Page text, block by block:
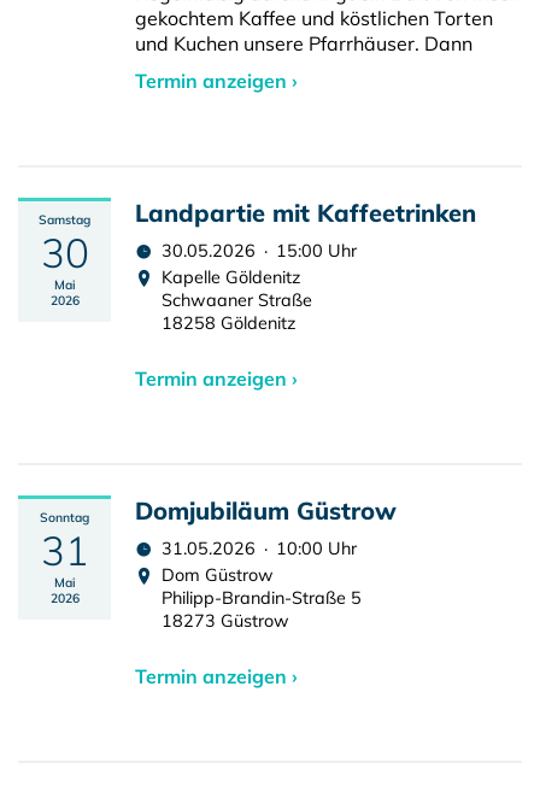
gekochtem Kaffee und köstlichen Torten
und Kuchen unsere Pfarrhäuser. Dann
Termin anzeigen ›
Samstag
30
Mai
2026
Landpartie mit Kaffeetrinken
30.05.2026 · 15:00 Uhr
Kapelle Göldenitz
Schwaaner Straße
18258 Göldenitz
Termin anzeigen ›
Sonntag
31
Mai
2026
Domjubiläum Güstrow
31.05.2026 · 10:00 Uhr
Dom Güstrow
Philipp-Brandin-Straße 5
18273 Güstrow
Termin anzeigen ›